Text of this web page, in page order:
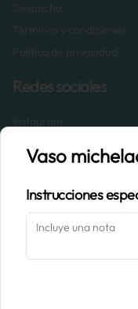
Despacho
Términos y condiciones
Política de privacidad
Redes sociales
Instagram
Mi cuenta
Pedir
Iniciar sesión
Vaso
Instrucciones